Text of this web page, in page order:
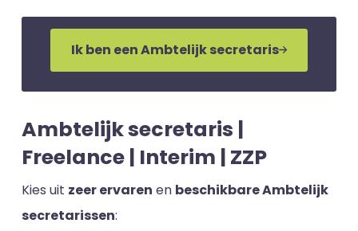
Ik ben een Ambtelijk secretaris
Ambtelijk secretaris |
Freelance | Interim | ZZP
Kies uit zeer ervaren en beschikbare Ambtelijk
secretarissen: